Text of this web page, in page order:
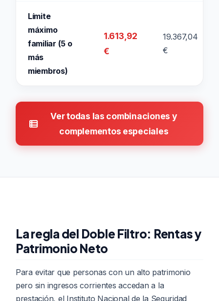
Límite
máximo
familiar (5 o
más
miembros)
1.613,92
€
19.367,04
€
Ver todas las combinaciones y
complementos especiales
La regla del Doble Filtro: Rentas y
Patrimonio Neto
Para evitar que personas con un alto patrimonio
pero sin ingresos corrientes accedan a la
prestación, el Instituto Nacional de la Seguridad